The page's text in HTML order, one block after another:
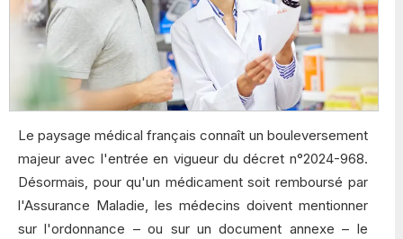
Le paysage médical français connaît un bouleversement
majeur avec l'entrée en vigueur du décret n°2024-968.
Désormais, pour qu'un médicament soit remboursé par
l'Assurance Maladie, les médecins doivent mentionner
sur l'ordonnance – ou sur un document annexe – le